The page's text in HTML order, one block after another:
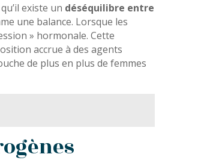
existe un déséquilibre entre
une balance. Lorsque les
» hormonale. Cette
accrue à des agents
de plus en plus de femmes